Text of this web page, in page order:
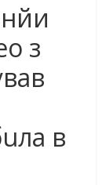
з
в